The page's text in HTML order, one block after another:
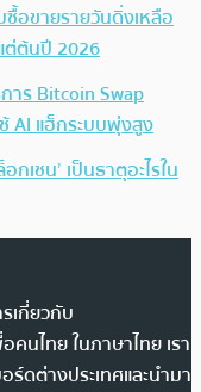
อขายรายวันดิ่งเหลือ
ต้นปี 2026
าร Bitcoin Swap
AI แฮ็กระบบพุ่งสูง
เชน’ เป็นธาตุอะไรใน
เกี่ยวกับ
คนไทย ในภาษาไทย เรา
ดต่างประเทศและนำมา